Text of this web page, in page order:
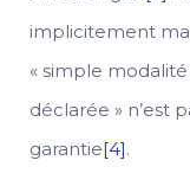
implicitement
« simple modalité
déclarée » n’est
garantie[4].